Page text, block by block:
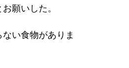
願いした。
い食物がありま